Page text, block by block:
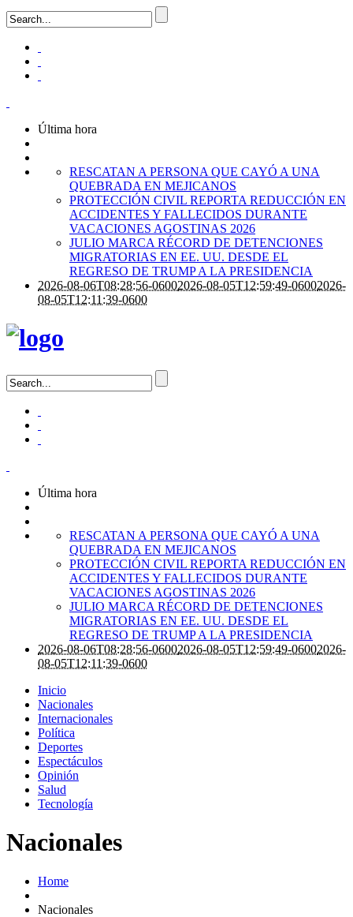
Última hora
RESCATAN A PERSONA QUE CAYÓ A UNA
QUEBRADA EN MEJICANOS
PROTECCIÓN CIVIL REPORTA REDUCCIÓN EN
ACCIDENTES Y FALLECIDOS DURANTE
VACACIONES AGOSTINAS 2026
JULIO MARCA RÉCORD DE DETENCIONES
MIGRATORIAS EN EE. UU. DESDE EL
REGRESO DE TRUMP A LA PRESIDENCIA
2026-08-06T08:28:56-06002026-08-05T12:59:49-06002026-
08-05T12:11:39-0600
Última hora
RESCATAN A PERSONA QUE CAYÓ A UNA
QUEBRADA EN MEJICANOS
PROTECCIÓN CIVIL REPORTA REDUCCIÓN EN
ACCIDENTES Y FALLECIDOS DURANTE
VACACIONES AGOSTINAS 2026
JULIO MARCA RÉCORD DE DETENCIONES
MIGRATORIAS EN EE. UU. DESDE EL
REGRESO DE TRUMP A LA PRESIDENCIA
2026-08-06T08:28:56-06002026-08-05T12:59:49-06002026-
08-05T12:11:39-0600
Inicio
Nacionales
Internacionales
Política
Deportes
Espectáculos
Opinión
Salud
Tecnología
Nacionales
Home
Nacionales